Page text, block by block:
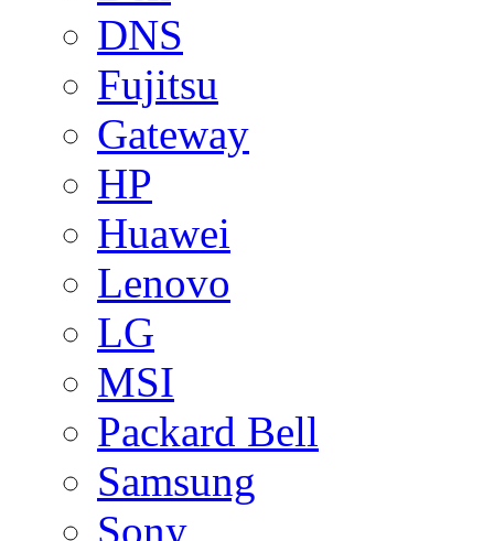
DNS
Fujitsu
Gateway
HP
Huawei
Lenovo
LG
MSI
Packard Bell
Samsung
Sony